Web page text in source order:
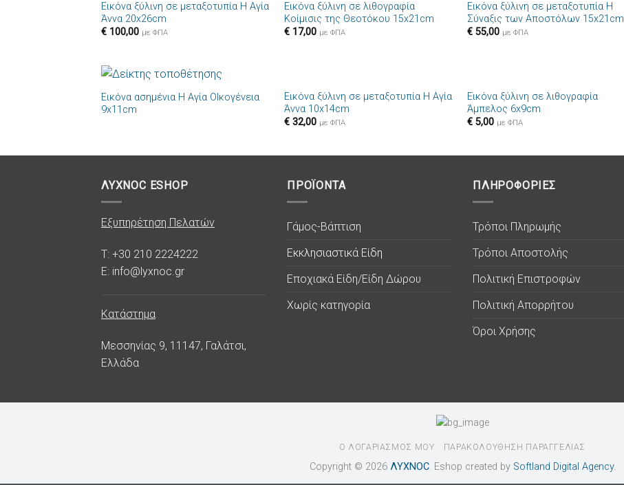
Πρόσθήκη
Εικόνα ξύλινη σε μεταξοτυπία Η Αγία
Άννα 20x26cm
€100,00 με ΦΠΑ
Πρόσθήκη
στην λίστα
Εικόνα ξύλινη σε λιθογραφία
Κοίμισις της Θεοτόκου 15x21cm
€ 17,00 με ΦΠΑ
Πρόσθήκη
στην λίστα
Εικόνα ξύλινη σε μεταξοτυπία Η
Σύναξις των Αποστόλων 15x21cm
€ 55,00 με ΦΠΑ
Πρόσθήκη
Εικόνα ασημένια Η Αγία ΟΙκογένεια
9x11cm
Πρόσθήκη
Εικόνα ξύλινη σε μεταξοτυπία Η Αγία
Άννα 10x14cm
€ 32,00 με ΦΠΑ
Πρόσθήκη
Εικόνα ξύλινη σε λιθογραφία
Άμπελος 6x9cm
€ 5,00 με ΦΠΑ
ΛΥΧΝΟC ESHOP
Εξυπηρέτηση Πελατών
T: +30 210 2224222
E: info@lyxnoc.gr
Κατάστημα
Μεσσηνίας 9, 11147, Γαλάτσι,
Ελλάδα
ΠΡΟΪΟΝΤΑ
Γάμος-Βάπτιση
Εκκλησιαστικά Είδη
Εποχιακά Είδη/Είδη Δώρου
Χωρίς κατηγορία
ΠΛΗΡΟΦΟΡΙΕΣ
Τρόποι Πληρωμής
Τρόποι Αποστολής
Πολιτική Επιστροφών
Πολιτική Απορρήτου
Όροι Χρήσης
Ο ΛΟΓΑΡΙΑΣΜΟΣ ΜΟΥ ΠΑΡΑΚΟΛΟΥΘΗΣΗ ΠΑΡΑΓΓΕΛΙΑΣ
Copyright © 2026 ΛΥΧΝΟC. Eshop created by Softland Digital Agency.